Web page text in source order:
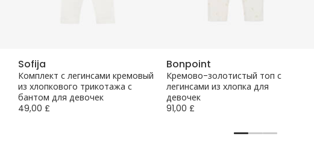
Sofija
Комплект с легинсами кремовый
из хлопкового трикотажа с
бантом для девочек
49,00 £
Bonpoint
Кремово-золотистый топ с
легинсами из хлопка для
девочек
91,00 £